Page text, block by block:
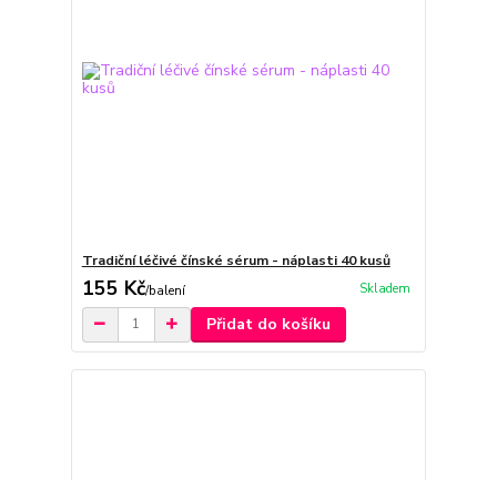
Tradiční léčivé čínské sérum - náplasti 40 kusů
155 Kč/balení Skladem
Přidat do košíku